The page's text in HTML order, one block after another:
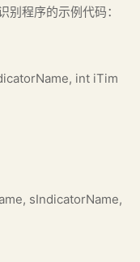
别程序的示例代码：
int iTim
sIndicatorName,